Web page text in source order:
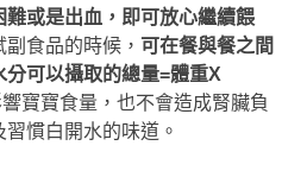
難或是出血，即可放心繼續餵
食品的時候， 可在餐與餐之間
分可以攝取的總量=體重X
寶寶食量，也不會造成腎臟負
慣白開水的味道。